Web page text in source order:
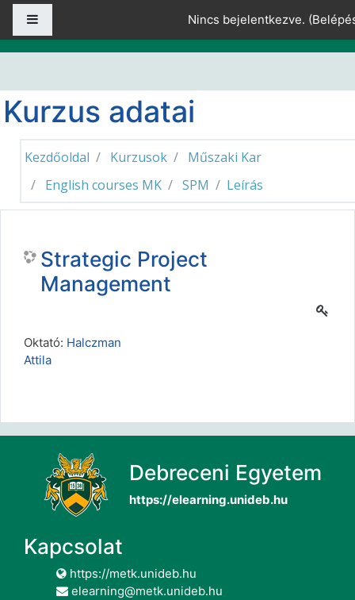
Tovább a fő tartalomhoz
Nincs bejelentkezve. (
Kurzus adatai
Kezdőoldal Kurzusok
Műszaki Kar
English courses MK
SPM Leírás
Strategic Project
Management
Oktató: Halczman
Attila
Debreceni Egyetem
https://elearning.unideb.hu
Kapcsolat
https://metk.unideb.hu
elearning@metk.unideb.hu